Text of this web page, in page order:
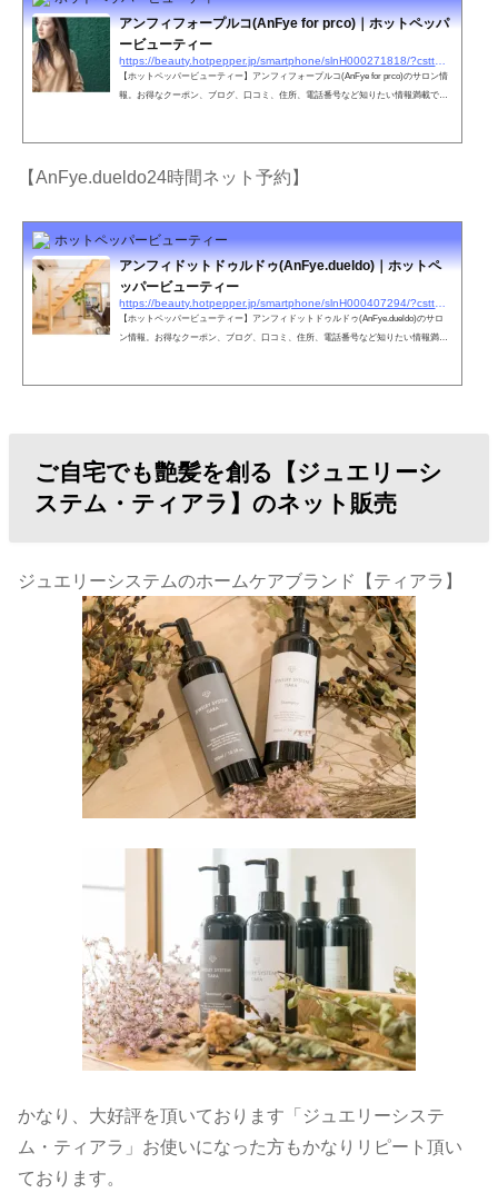
アンフィフォープルコ(AnFye for prco)｜ホットペッパ
ービューティー
【ホットペッパービューティー】アンフィフォープルコ(AnFye for prco)のサロン情
報。お得なクーポン、ブログ、口コミ、住所、電話番号など知りたい情報満載で
【AnFye.dueldo24時間ネット予約】
ホットペッパービューティー
アンフィドットドゥルドゥ(AnFye.dueldo)｜ホットペ
ッパービューティー
【ホットペッパービューティー】アンフィドットドゥルドゥ(AnFye.dueldo)のサロ
ン情報。お得なクーポン、ブログ、口コミ、住所、電話番号など知りたい情報満載
ご自宅でも艶髪を創る【ジュエリーシ
ステム・ティアラ】のネット販売
ジュエリーシステムのホームケアブランド【ティアラ】
かなり、大好評を頂いております「ジュエリーシステ
ム・ティアラ」お使いになった方もかなりリピート頂い
ております。